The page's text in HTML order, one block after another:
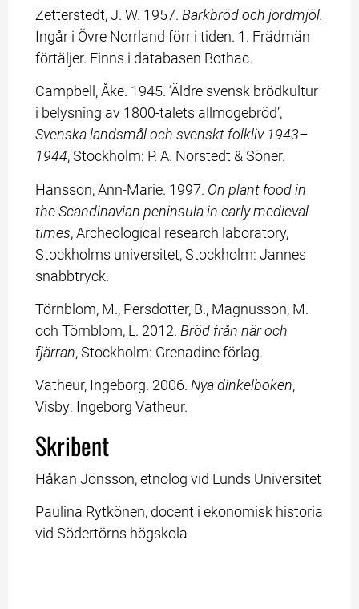
Zetterstedt, J. W. 1957.
Ingår i Övre Norrland förr i tiden. 1. Frädmän
förtäljer. Finns i databasen Bothac.
Campbell, Åke. 1945. ’Äldre svensk brödkultur
Svenska landsmål och svenskt folkliv 1943–
1944, Stockholm: P. A. Norstedt & Söner.
Hansson, Ann-Marie. 1997. On plant food in
the Scandinavian peninsula in early medieval
times, Archeological research laboratory,
Stockholms universitet, Stockholm: Jannes
snabbtryck.
Törnblom, M., Persdotter, B., Magnusson, M.
och Törnblom, L. 2012. Bröd från när och
fjärran, Stockholm: Grenadine förlag.
Vatheur, Ingeborg. 2006. Nya dinkelboken,
Visby: Ingeborg Vatheur.
Skribent
Håkan Jönsson, etnolog vid Lunds Universitet
Paulina Rytkönen, docent i ekonomisk historia
vid Södertörns högskola